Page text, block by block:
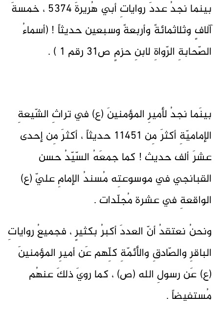
بينما نجدُ عددَ رواياتِ أبي هُريرةَ 5374 ، خمسةَ
آلافٍ وثلاثمائةً وأربعةً وسبعين حديثاً ! (أسماءُ
الصّحابةِ الرّواةِ لابنِ حزمٍ ص31 رقم 1 ) .
بينَما نجدُ لأميرِ المؤمنينَ (ع) في تراثِ الشّيعةِ
الإماميّةِ أكثرَ مِن 11451 حديثاً ، أكثرَ مِن إحدى
عشرَ ألف حديث ! كما جمعَهُ السّيّدُ حسن
القبانجي في موسوعتِه مُسندُ الإمامِ عليّ (ع)
الواقعةِ في عشرة مُجلّدات .
ونحنُ نعتقدُ أنّ العددَ أكبرُ بكثيرٍ ، فجميعُ رواياتِ
الباقرِ والصّادقِ والأئمّةِ كلِّهم عَن أميرِ المؤمنينَ
(ع) عَن رسولِ الله (ص) ، كما رويَ ذلكَ عنهُم
مُستفيضاً .